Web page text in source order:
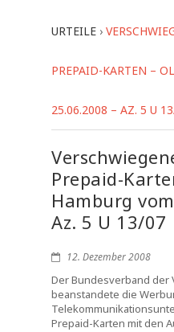
URTEILE ›
PREPAID-KARTEN –
25.06.2008 – AZ. 5 U
Prepaid-
Hamburg
Az. 5 U 13/07
12. Dezember 2008
Der Bundesverband der
beanstandete die
Prepaid-Karten mit den